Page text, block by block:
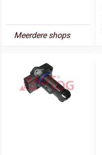
Meerdere shops